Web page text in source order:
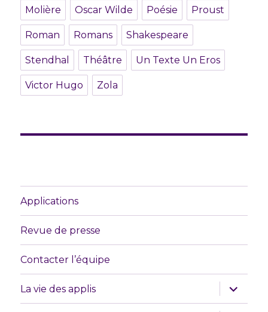
Molière Oscar Wilde Poésie Proust
Roman Romans Shakespeare
Stendhal Théâtre Un Texte Un Eros
Victor Hugo Zola
Applications
Revue de presse
Contacter l’équipe
La vie des applis
ouvrir
le
sous-